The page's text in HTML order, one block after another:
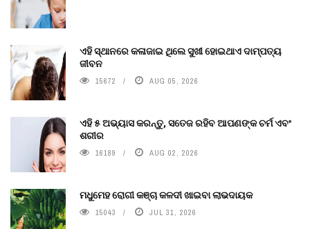
ଏହି ସ୍ଥାନରେ କଳାଜାଇ ଥିଲେ ସୁଖୀ ହୋଇଥାଏ ଦାମ୍ପତ୍ୟ
ଜୀବନ
15672 AUG 05, 2026
ଏହି ୫ ଅଭ୍ୟାସ କରନ୍ତୁ, ସତେଜ ରହିବ ଆପଣଙ୍କ ଚର୍ମ ଏବଂ
ଶରୀର
16189 AUG 02, 2026
ମଧୁମେହ ରୋଗୀ କଞ୍ଚା କଳଦୀ ଖାଇବା ଲାଭଦାୟକ
15043 JUL 31, 2026